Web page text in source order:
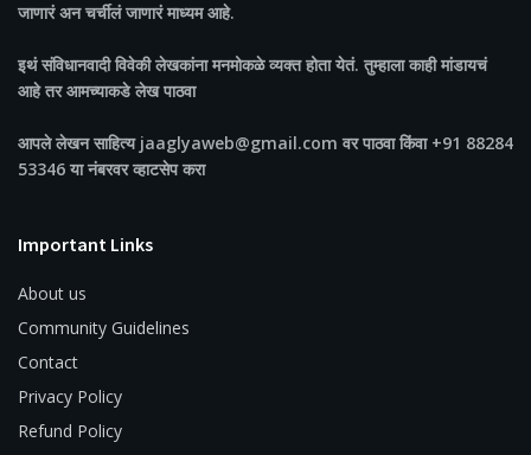
जाणारं अन चर्चीलं जाणारं माध्यम आहे.
इथं संविधानवादी विवेकी लेखकांना मनमोकळे व्यक्त होता येतं. तुम्हाला काही मांडायचं
आहे तर आमच्याकडे लेख पाठवा
आपले लेखन साहित्य jaaglyaweb@gmail.com वर पाठवा किंवा +91 88284
53346 या नंबरवर व्हाटसेप करा
Important Links
About us
Community Guidelines
Contact
Privacy Policy
Refund Policy